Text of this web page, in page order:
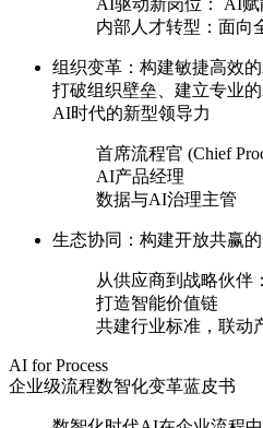
AI驱动新岗位： AI
内部人才转型：面向
组织变革：构建敏捷高效
打破组织壁垒、建立专
AI时代的新型领导力
首席流程官 (Chief
AI产品经理
数据与AI治理主管
生态协同：构建开放共赢
从供应商到战略伙伴
打造智能价值链
共建行业标准，联
AI for Process
企业级流程数智化变革蓝皮书